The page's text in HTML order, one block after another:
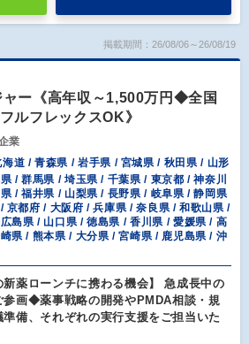
掲載期間：26/08/06～26/08/19
ャー《高年収～1,500万円◆全国
ルフレックスOK》
業
海道 / 青森県 / 岩手県 / 宮城県 / 秋田県 / 山形
/ 群馬県 / 埼玉県 / 千葉県 / 東京都 / 神奈川
/ 福井県 / 山梨県 / 長野県 / 岐阜県 / 静岡県
京都府 / 大阪府 / 兵庫県 / 奈良県 / 和歌山県 /
島県 / 山口県 / 徳島県 / 香川県 / 愛媛県 / 高
県 / 熊本県 / 大分県 / 宮崎県 / 鹿児島県 / 沖
新薬ローンチに携わる機会】 急成長中の
参画◆薬事戦略の開発やPMDA相談・規
備、それぞれの実行支援をご担当いた